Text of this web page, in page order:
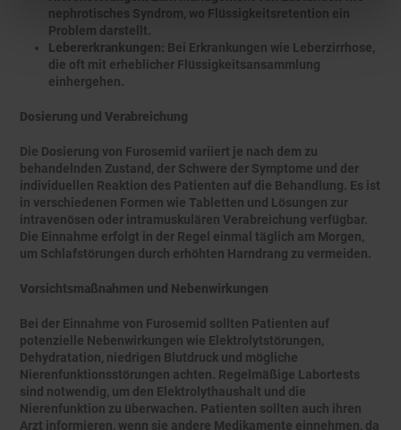
nephrotisches Syndrom, wo Flüssigkeitsretention ein
Problem darstellt.
Lebererkrankungen: Bei Erkrankungen wie Leberzirrhose,
die oft mit erheblicher Flüssigkeitsansammlung
einhergehen.
Dosierung und Verabreichung
Die Dosierung von Furosemid variiert je nach dem zu
behandelnden Zustand, der Schwere der Symptome und der
individuellen Reaktion des Patienten auf die Behandlung. Es ist
in verschiedenen Formen wie Tabletten und Lösungen zur
intravenösen oder intramuskulären Verabreichung verfügbar.
Die Einnahme erfolgt in der Regel einmal täglich am Morgen,
um Schlafstörungen durch erhöhten Harndrang zu vermeiden.
Vorsichtsmaßnahmen und Nebenwirkungen
Bei der Einnahme von Furosemid sollten Patienten auf
potenzielle Nebenwirkungen wie Elektrolytstörungen,
Dehydratation, niedrigen Blutdruck und mögliche
Nierenfunktionsstörungen achten. Regelmäßige Labortests
sind notwendig, um den Elektrolythaushalt und die
Nierenfunktion zu überwachen. Patienten sollten auch ihren
Arzt informieren, wenn sie andere Medikamente einnehmen, da